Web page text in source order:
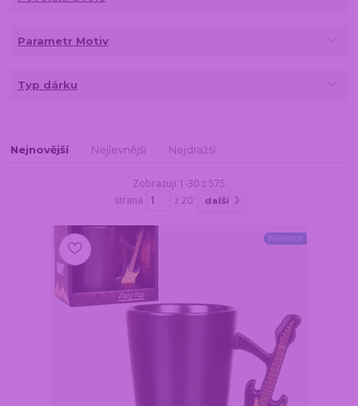
Parametr Motiv
Typ dárku
Nejnovější Nejlevnější Nejdražší
Zobrazuji 1-30 z 575
strana
z 20 další
Novinka